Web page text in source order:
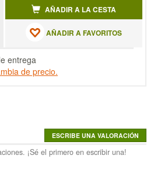
AÑADIR A LA CESTA
AÑADIR A FAVORITOS
entrega
de precio.
¡Sé el primero en escribir una!